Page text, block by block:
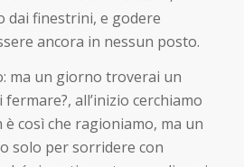
dai finestrini, e godere
ancora in nessun posto.
ma un giorno troverai un
all’inizio cerchiamo
così che ragioniamo, ma un
solo per sorridere con